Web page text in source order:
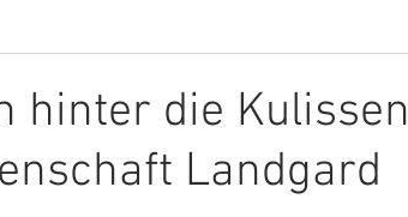
hinter die Kulissen
Landgard